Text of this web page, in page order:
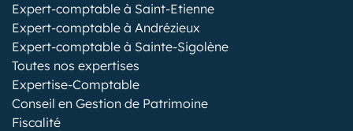
Expert-comptable à Saint-Etienne
Expert-comptable à Andrézieux
Expert-comptable à Sainte-Sigolène
Toutes nos expertises
Expertise-Comptable
Conseil en Gestion de Patrimoine
Fiscalité